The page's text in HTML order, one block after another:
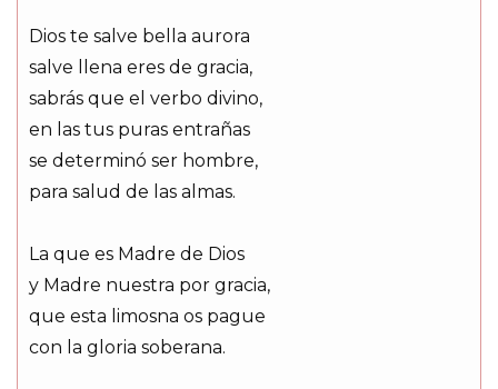
Dios te salve bella aurora
salve llena eres de gracia,
sabrás que el verbo divino,
en las tus puras entrañas
se determinó ser hombre,
para salud de las almas.
La que es Madre de Dios
y Madre nuestra por gracia,
que esta limosna os pague
con la gloria soberana.